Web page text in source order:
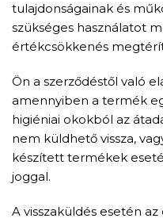
tulajdonságainak és
szükséges használatot
értékcsökkenés
Ön a szerződéstől való
amennyiben a termék
higiéniai okokból az
nem küldhető vissza,
készített termékek
joggal.
A visszaküldés esetén